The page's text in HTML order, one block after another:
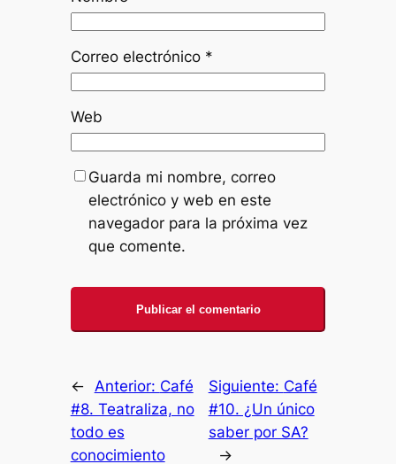
Correo electrónico *
Web
Guarda mi nombre, correo
electrónico y web en este
navegador para la próxima vez
que comente.
← Anterior: Café
#8. Teatraliza, no
todo es
conocimiento
Siguiente: Café
#10. ¿Un único
saber por SA?
→